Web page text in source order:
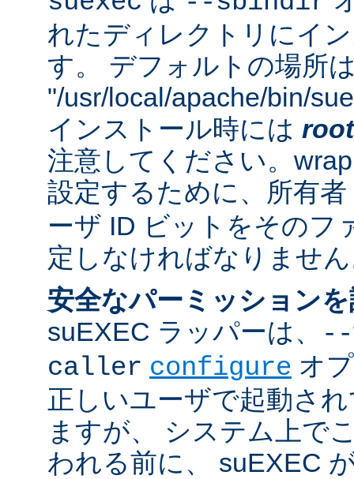
れたディレクトリにイ
す。 デフォルトの場所
"/usr/local/apache/bin/
インストール時には root
注意してください。
設定するために、所有者
ーザ ID ビットをそのフ
定しなければなりませ
安全なパーミッション
suEXEC ラッパーは、
caller configure オ
正しいユーザで起動さ
ますが、 システム上で
われる前に、 suEXEC